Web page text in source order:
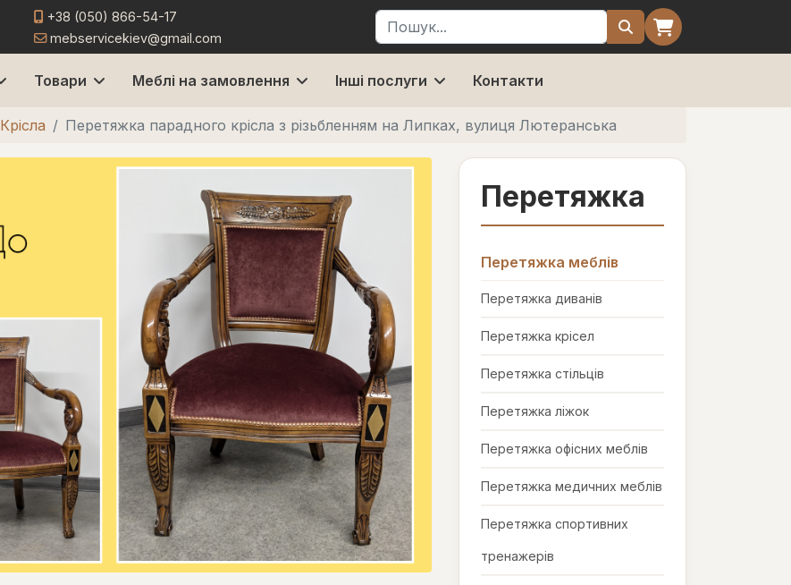
+38 (050) 866-54-17
mebservicekiev@gmail.com
Пошук
Товари Меблі на замовлення Інші послуги Контакти
Крісла Перетяжка парадного крісла з різьбленням на Липках, вулиця Лютеранська
Перетяжка
Перетяжка меблів
Перетяжка диванів
Перетяжка крісел
Перетяжка стільців
Перетяжка ліжок
Перетяжка офісних меблів
Перетяжка медичних меблів
Перетяжка спортивних
тренажерів